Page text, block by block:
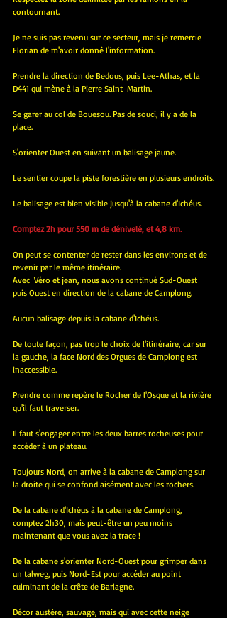
contournant.
Je ne suis pas revenu sur ce secteur, mais je remercie
Florian de m'avoir donné l'information.
Prendre la direction de Bedous, puis Lee-Athas, et la
D441 qui mène à la Pierre Saint-Martin.
Se garer au col de Bouesou. Pas de souci, il y a de la
place.
S'orienter Ouest en suivant un balisage jaune.
Le sentier coupe la piste forestière en plusieurs endroits.
Le balisage est bien visible jusqu'à la cabane d'Ichéus.
Comptez 2h pour 550 m de dénivelé, et 4,8 km.
On peut se contenter de rester dans les environs et de
revenir par le même itinéraire.
Avec  Véro et jean, nous avons continué Sud-Ouest
puis Ouest en direction de la cabane de Camplong.
Aucun balisage depuis la cabane d'Ichéus.
De toute façon, pas trop le choix de l'itinéraire, car sur
la gauche, la face Nord des Orgues de Camplong est
inaccessible.
Prendre comme repère le Rocher de l'Osque et la rivière
qu'il faut traverser.
Il faut s'engager entre les deux barres rocheuses pour
accéder à un plateau.
Toujours Nord, on arrive à la cabane de Camplong sur
la droite qui se confond aisément avec les rochers.
De la cabane d'Ichéus à la cabane de Camplong,
comptez 2h30, mais peut-être un peu moins
maintenant que vous avez la trace !
De la cabane s'orienter Nord-Ouest pour grimper dans
un talweg, puis Nord-Est pour accéder au point
culminant de la crête de Barlagne.
Décor austère, sauvage, mais qui avec cette neige